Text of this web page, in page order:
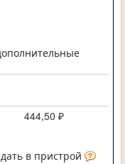
444,50 ₽
в пристрой